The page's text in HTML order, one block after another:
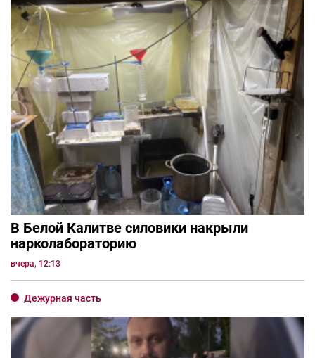
Кишечную палочку нашли в салате
популярного гипермаркета в Ростове
вчера, 12:30
Дежурная часть